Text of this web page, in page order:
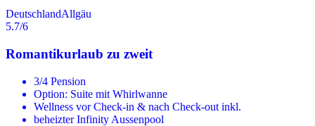
DeutschlandAllgäu
5.7/6
Romantikurlaub zu zweit
3/4 Pension
Option: Suite mit Whirlwanne
Wellness vor Check-in & nach Check-out inkl.
beheizter Infinity Aussenpool